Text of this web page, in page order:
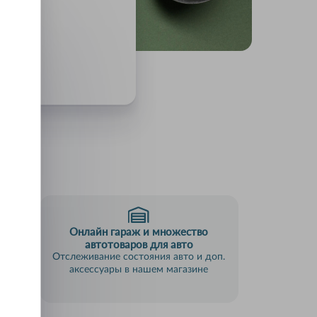
Онлайн гараж и множество
автотоваров для авто
Отслеживание состояния авто и доп.
аксессуары в нашем магазине